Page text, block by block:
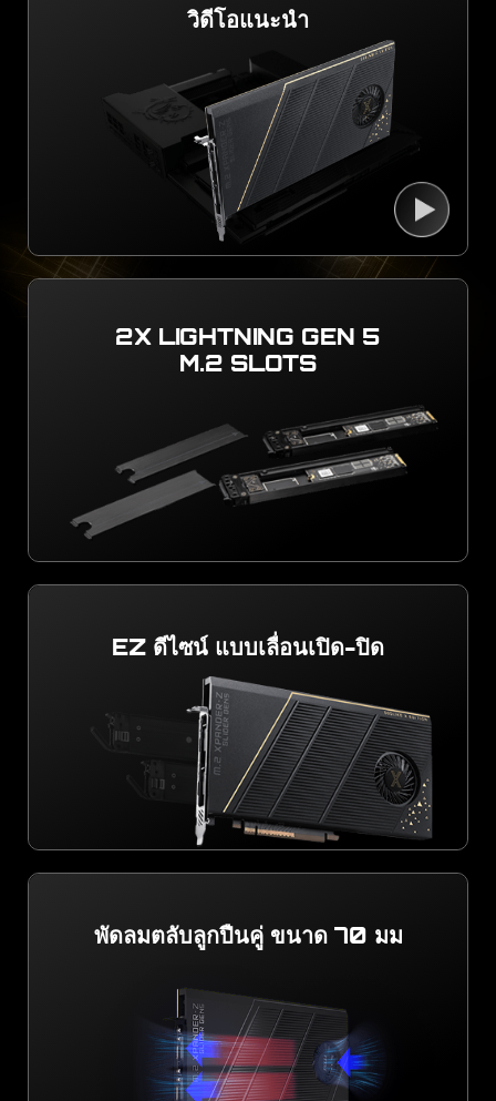
วิดีโอแนะนำ
2X LIGHTNING GEN 5
M.2 SLOTS
EZ ดีไซน์ แบบเลื่อนเปิด-ปิด
พัดลมตลับลูกปืนคู่ ขนาด 70 มม